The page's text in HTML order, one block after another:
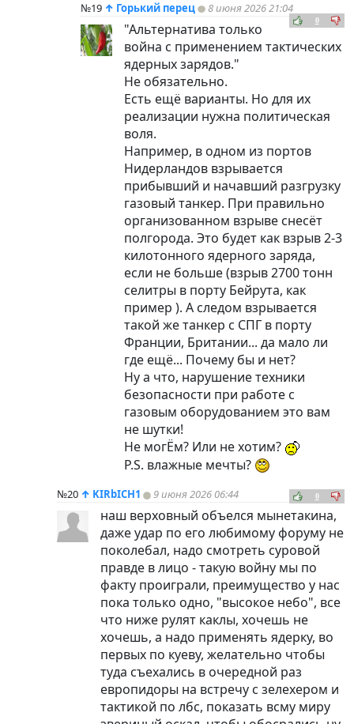
№19 ↑ Горький перец 8 июня 2026 21:04
0
"Альтернатива только
война с применением тактических
ядерных зарядов."
Не обязательно.
Есть ещё варианты. Но для их
реализации нужна политическая
воля.
Например, в одном из портов
Нидерландов взрывается
прибывший и начавший разгрузку
газовый танкер. При правильно
организованном взрыве снесёт
полгорода. Это будет как взрыв 2-3
килотонного ядерного заряда,
если не больше (взрыв 2700 тонн
селитры в порту Бейрута, как
пример ). А следом взрывается
такой же танкер с СПГ в порту
Франции, Британии... да мало ли
где ещё... Почему бы и нет?
Ну а что, нарушение техники
безопасности при работе с
газовым оборудованием это вам
не шутки!
Не могЁм? Или не хотим?
P.S. влажные мечты?
№20 ↑ KIRbICH1 9 июня 2026 06:44 0
наш верховный объелся мынетакина,
даже удар по его любимому форуму не
поколебал, надо смотреть суровой
правде в лицо - такую войну мы по
факту проиграли, преимущество у нас
пока только одно, "высокое небо", все
что ниже рулят каклы, хочешь не
хочешь, а надо применять ядерку, во
первых по куеву, желательно чтобы
туда съехались в очередной раз
европидоры на встречу с зелехером и
тактикой по лбс, показать всму миру